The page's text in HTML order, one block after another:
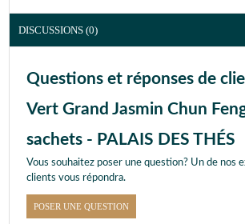
DISCUSSIONS (0)
Questions et réponses de
Vert Grand Jasmin Chun
sachets - PALAIS DES THÉS
Vous souhaitez poser une question? Un de nos
clients vous répondra.
POSER UNE QUESTION